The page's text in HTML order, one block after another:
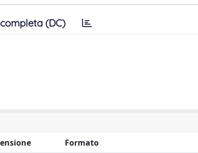
(DC)
Formato